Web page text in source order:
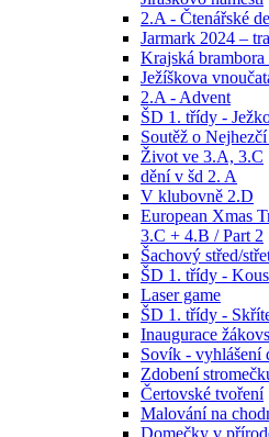
2.A - Čtenářské
Jarmark 2024 –
Krajská
Ježíškova
2.A - Advent
ŠD 1. třídy -
Soutěž o
Život ve 3.A, 3.C
dění v šd 2. A
V klubovně 2.D
European Xmas
3.C + 4.B / Part 2
Šachový střed/
ŠD 1. třídy -
Laser game
ŠD 1. třídy -
Inaugurace
Sovík - vyhlášení
Zdobení
Čertovské tvoření
Malování na